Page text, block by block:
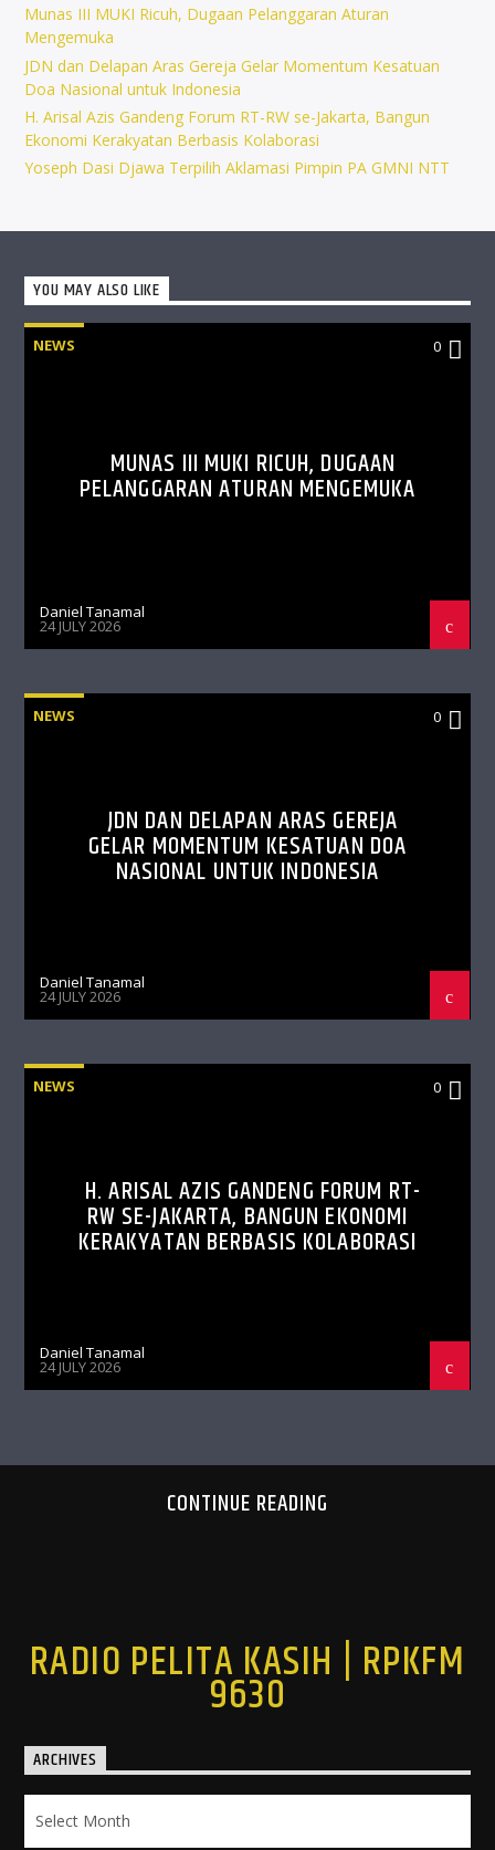
Munas III MUKI Ricuh, Dugaan Pelanggaran Aturan
Mengemuka
JDN dan Delapan Aras Gereja Gelar Momentum Kesatuan
Doa Nasional untuk Indonesia
H. Arisal Azis Gandeng Forum RT-RW se-Jakarta, Bangun
Ekonomi Kerakyatan Berbasis Kolaborasi
Yoseph Dasi Djawa Terpilih Aklamasi Pimpin PA GMNI NTT
YOU MAY ALSO LIKE
NEWS 0
MUNAS III MUKI RICUH, DUGAAN
PELANGGARAN ATURAN MENGEMUKA
Daniel Tanamal
24 JULY 2026
NEWS 0
JDN DAN DELAPAN ARAS GEREJA
GELAR MOMENTUM KESATUAN DOA
NASIONAL UNTUK INDONESIA
Daniel Tanamal
24 JULY 2026
NEWS 0
H. ARISAL AZIS GANDENG FORUM RT-
RW SE-JAKARTA, BANGUN EKONOMI
KERAKYATAN BERBASIS KOLABORASI
Daniel Tanamal
24 JULY 2026
CONTINUE READING
RADIO PELITA KASIH | RPKFM
9630
ARCHIVES